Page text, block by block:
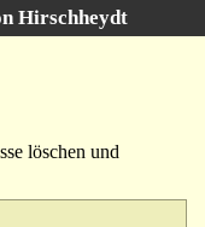
Hirschheydt
löschen und